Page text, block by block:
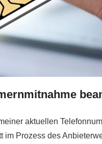
aktuellen
im Prozess des